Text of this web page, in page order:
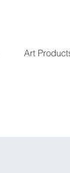
Art